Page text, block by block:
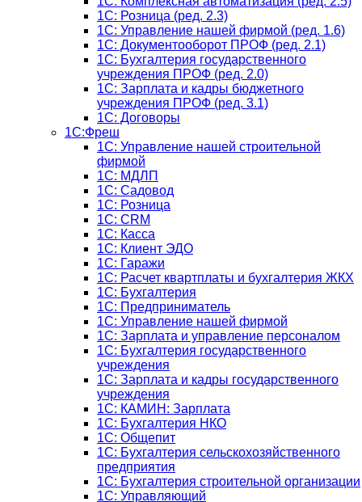
1С: Розница (ред. 2.3)
1С: Управление нашей фирмой (ред. 1.6)
1С: Документооборот ПРОФ (ред. 2.1)
1C: Бухгалтерия государственного
учреждения ПРОФ (ред. 2.0)
1C: Зарплата и кадры бюджетного
учреждения ПРОФ (ред. 3.1)
1С: Договоры
1С:Фреш
1С: Управление нашей строительной
фирмой
1С: МДЛП
1С: Садовод
1С: Розница
1C: CRM
1C: Касса
1С: Клиент ЭДО
1С: Гаражи
1C: Расчет квартплаты и бухгалтерия ЖКХ
1C: Бухгалтерия
1C: Предприниматель
1C: Управление нашей фирмой
1C: Зарплата и управление персоналом
1C: Бухгалтерия государственного
учреждения
1C: Зарплата и кадры государственного
учреждения
1C: КАМИН: Зарплата
1C: Бухгалтерия НКО
1С: Общепит
1С: Бухгалтерия сельскохозяйст­венного
предприятия
1С: Бухгалтерия строительной организации
1С: Управляющий